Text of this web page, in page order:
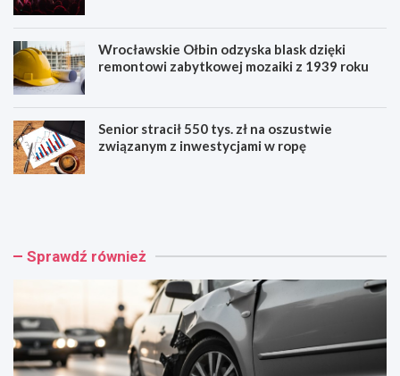
Wrocławskie Ołbin odzyska blask dzięki
remontowi zabytkowej mozaiki z 1939 roku
Senior stracił 550 tys. zł na oszustwie
związanym z inwestycjami w ropę
W
a
y
p
a
F
w
u
z
y
Sprawdź również